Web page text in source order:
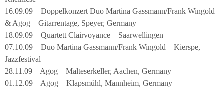
16.09.09 – Doppelkonzert Duo Martina Gassmann/Frank Wingold
& Agog – Gitarrentage, Speyer, Germany
18.09.09 – Quartett Clairvoyance – Saarwellingen
07.10.09 – Duo Martina Gassmann/Frank Wingold – Kierspe,
Jazzfestival
28.11.09 – Agog – Malteserkeller, Aachen, Germany
01.12.09 – Agog – Klapsmühl, Mannheim, Germany